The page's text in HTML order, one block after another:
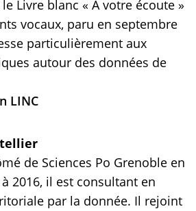
Livre blanc « A votre écoute »
vocaux, paru en septembre
particulièrement aux
autour des données de
LINC
de Sciences Po Grenoble en
2016, il est consultant en
par la donnée. Il rejoint